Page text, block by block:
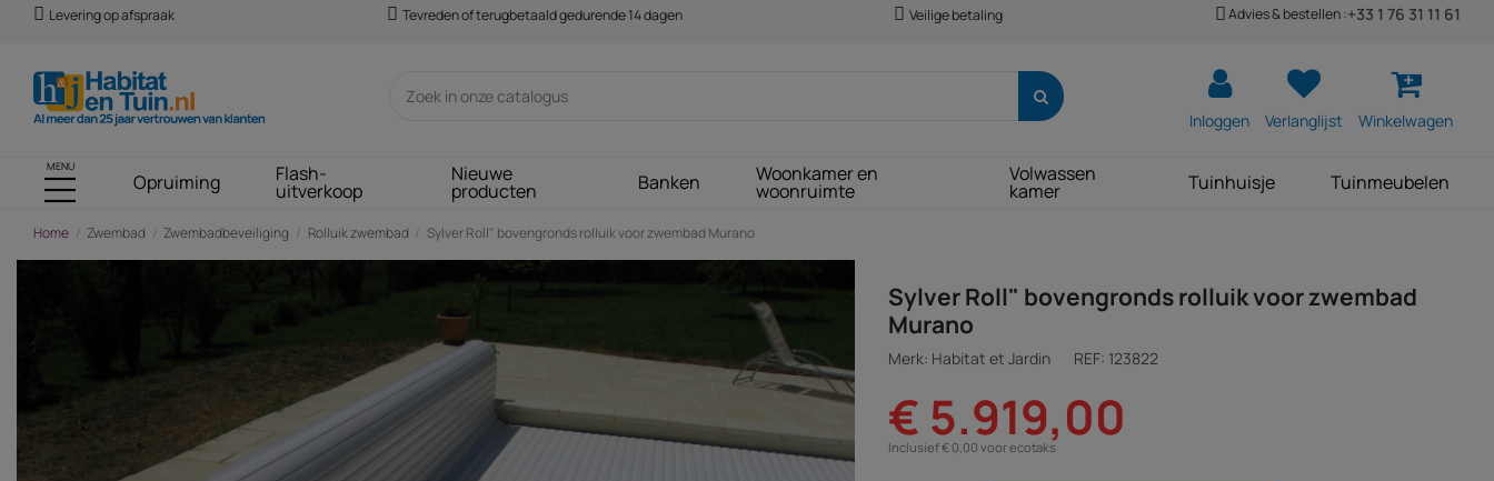
Levering op afspraak Tevreden of terugbetaald gedurende 14 dagen Veilige betaling Advies & bestellen :+33 1 76 31 11 61
Inloggen Verlanglijst Winkelwagen
MENU
Opruiming Flash-
uitverkoop
Nieuwe
producten Banken Woonkamer en
woonruimte
Volwassen
kamer Tuinhuisje Tuinmeubelen
Home Zwembad Zwembadbeveiliging Rolluik zwembad Sylver Roll" bovengronds rolluik voor zwembad Murano
Sylver Roll" bovengronds rolluik voor zwembad
Murano
Merk: Habitat et Jardin REF: 123822
€ 5.919,00
Inclusief € 0,00 voor ecotaks